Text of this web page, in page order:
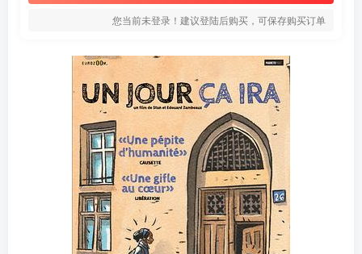
您当前未登录！建议登陆后购买，可保存购买订单